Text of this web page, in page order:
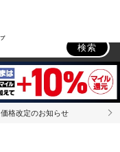
検索
格改定のお知らせ